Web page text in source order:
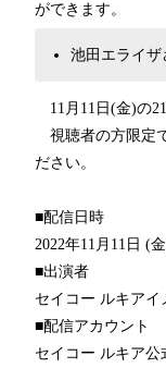
ができます。
池田エライザ
11月11日(金)の
視聴者の方限定
ださい。
■配信日時
2022年11月11日 (
■出演者
セイコー ルキア
■配信アカウント
セイコー ルキア公